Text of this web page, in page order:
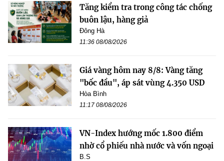
Tăng kiểm tra trong công tác chống
buôn lậu, hàng giả
Đông Hà
11:36 08/08/2026
Giá vàng hôm nay 8/8: Vàng tăng
"bốc đầu", áp sát vùng 4.350 USD
Hòa Bình
11:17 08/08/2026
VN-Index hướng mốc 1.800 điểm
nhờ cổ phiếu nhà nước và vốn ngoại
B.S